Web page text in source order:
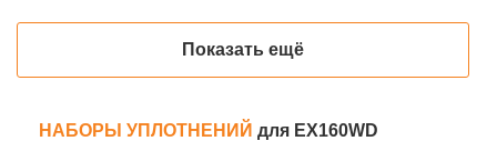
Показать ещё
НАБОРЫ УПЛОТНЕНИЙ для EX160WD